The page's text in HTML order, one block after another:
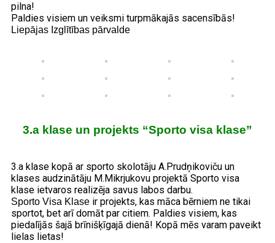
pilna!
Paldies visiem un veiksmi turpmākajās sacensībās!
Liepājas Izglītības pārvalde
3.a klase un projekts “Sporto visa klase”
3.a klase kopā ar sporto skolotāju A.Prudņikoviču un
klases audzinātāju M.Mikrjukovu projektā Sporto visa
klase ietvaros realizēja savus labos darbu.
Sporto Visa Klase ir projekts, kas māca bērniem ne tikai
sportot, bet arī domāt par citiem. Paldies visiem, kas
piedalījās šajā brīnišķīgajā dienā! Kopā mēs varam paveikt
lielas lietas!